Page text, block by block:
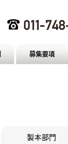
募集要項
製本部門